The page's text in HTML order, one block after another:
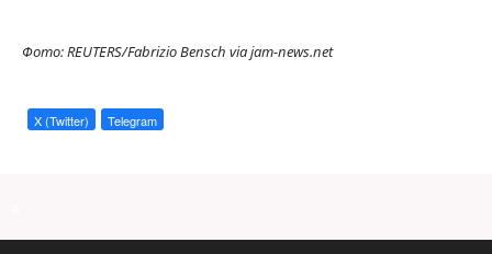
Фото: REUTERS/Fabrizio Bensch via jam-news.net
X (Twitter) Telegram